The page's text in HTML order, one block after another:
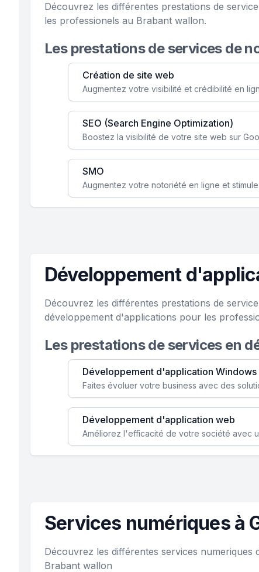
Découvrez les différentes prestations de
les professionels au Brabant wallon.
Les prestations de services de
Création de site web
SEO (Search Engine Optimization)
SMO
Développement
Découvrez les différentes prestations de
développement d'applications pour les
Les prestations de services en
Développement d'application Windows
Développement d'application web
Services numériques à
Découvrez les différentes services
Brabant wallon